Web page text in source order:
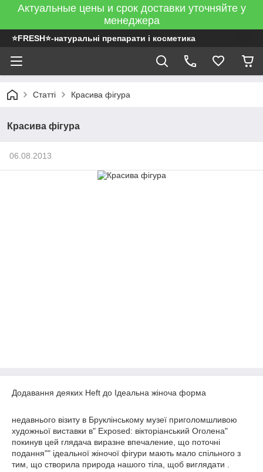
Актуальные цены и срок доставки уточняйте у
менеджера
⭐FRESH⭐-натуральні препарати і косметика
Статті Красива фігура
Красива фігура
06.08.2013
Додавання деяких Heft до Ідеальна жіноча форма
недавнього візиту в Бруклінському музеї приголомшливою
художньої виставки в" Exposed: вікторіанський Оголена"
покинув цей глядача виразне впечаление, що поточні
подання"" ідеальної жіночої фігури мають мало спільного з
тим, що створила природа нашого тіла, щоб виглядати .